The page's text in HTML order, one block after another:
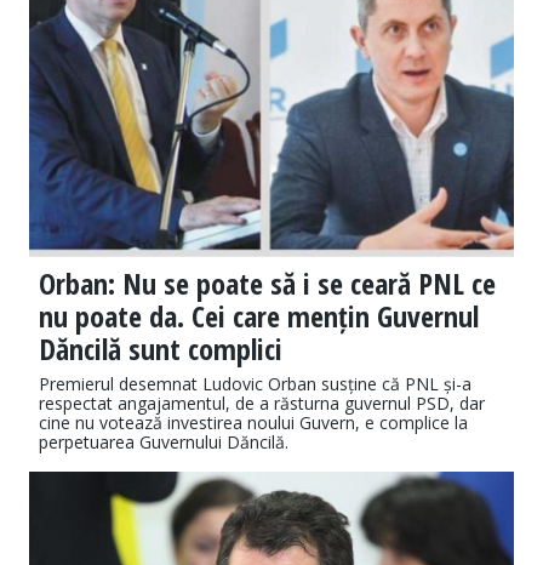
Orban: Nu se poate să i se ceară PNL ce
nu poate da. Cei care mențin Guvernul
Dăncilă sunt complici
Premierul desemnat Ludovic Orban susține că PNL și-a
respectat angajamentul, de a răsturna guvernul PSD, dar
cine nu votează investirea noului Guvern, e complice la
perpetuarea Guvernului Dăncilă.